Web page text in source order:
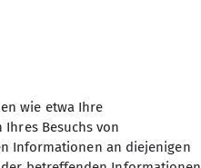
wie etwa Ihre
Besuchs von
Informationen an diejenigen